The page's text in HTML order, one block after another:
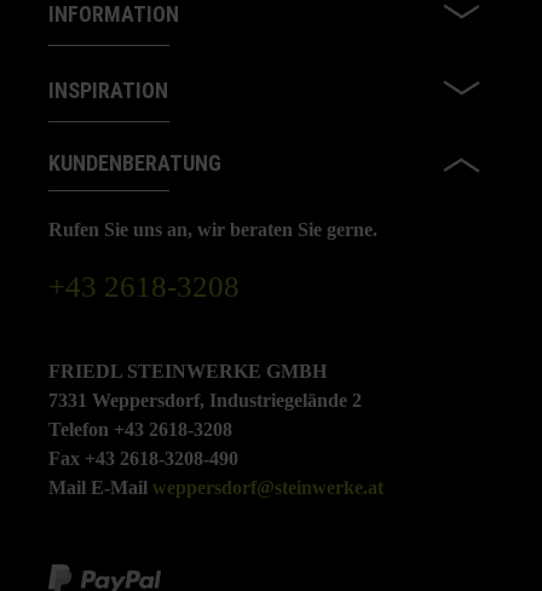
INFORMATION
INSPIRATION
KUNDENBERATUNG
Rufen Sie uns an, wir beraten Sie gerne.
+43 2618-3208
FRIEDL STEINWERKE GMBH
7331 Weppersdorf, Industriegelände 2
Telefon +43 2618-3208
Fax +43 2618-3208-490
Mail E-Mail weppersdorf@steinwerke.at